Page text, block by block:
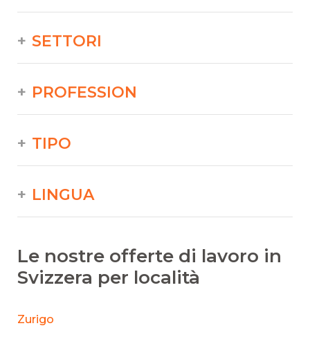
SETTORI
PROFESSION
TIPO
LINGUA
Le nostre offerte di lavoro in
Svizzera per località
Zurigo